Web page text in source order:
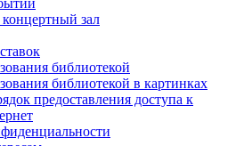
зал
библиотекой
библиотекой в картинках
предоставления доступа к